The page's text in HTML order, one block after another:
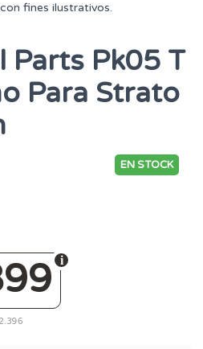
fines ilustrativos.
Parts Pk05 T
Para Strato
EN STOCK